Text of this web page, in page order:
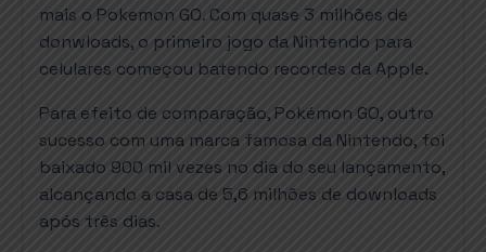
mais o Pokemon GO. Com quase 3 milhões de
donwloads, o primeiro jogo da Nintendo para
celulares começou batendo recordes da Apple.
Para efeito de comparação, Pokémon GO, outro
sucesso com uma marca famosa da Nintendo, foi
baixado 900 mil vezes no dia do seu lançamento,
alcançando a casa de 5,6 milhões de downloads
após três dias.